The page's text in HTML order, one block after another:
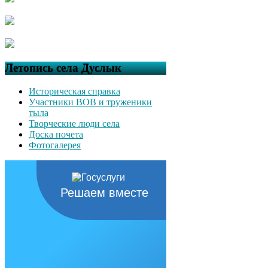
Летопись села Дуслык
Историческая справка
Участники ВОВ и труженики
тыла
Творческие люди села
Доска почета
Фотогалерея
Решаем вместе